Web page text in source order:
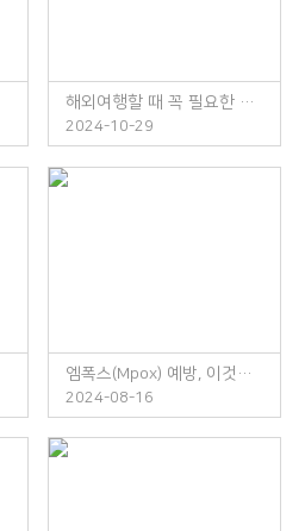
해외여행할 때 꼭 필요한 체크리스트
2024-10-29
엠폭스(Mpox) 예방, 이것만은 꼭 지켜주세요!
2024-08-16